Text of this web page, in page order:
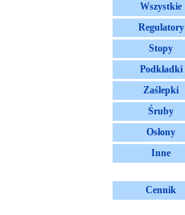
Wszystkie
Regulatory
Stopy
Podkładki
Zaślepki
Śruby
Osłony
Inne
Cennik